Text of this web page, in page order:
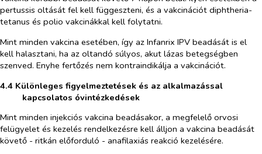
pertussis oltását fel kell függeszteni, és a vakcinációt diphtheria-
tetanus és polio vakcinákkal kell folytatni.
Mint minden vakcina esetében, így az Infanrix IPV beadását is el
kell halasztani, ha az oltandó súlyos, akut lázas betegségben
szenved. Enyhe fertőzés nem kontraindikálja a vakcinációt.
4.4 Különleges figyelmeztetések és az alkalmazással
kapcsolatos óvintézkedések
Mint minden injekciós vakcina beadásakor, a megfelelő orvosi
felügyelet és kezelés rendelkezésre kell álljon a vakcina beadását
követő - ritkán előforduló - anafilaxiás reakció kezelésére.